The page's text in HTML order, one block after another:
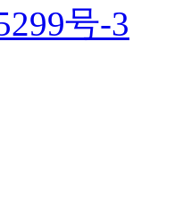
号-3